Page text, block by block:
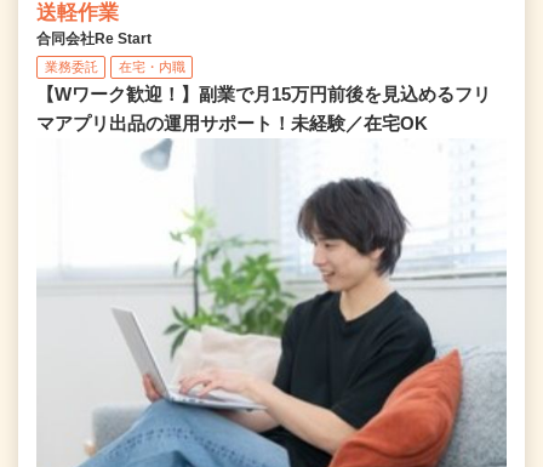
送軽作業
合同会社Re Start
業務委託 在宅・内職
【Wワーク歓迎！】副業で月15万円前後を見込めるフリ
マアプリ出品の運用サポート！未経験／在宅OK